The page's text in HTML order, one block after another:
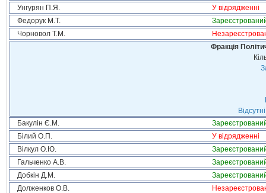
Унгурян П.Я.
У відрядженні
Федорук М.Т.
Чорновол Т.М.
Фракція
Бакулін Є.М.
Білий О.П.
У відрядженні
Вілкул О.Ю.
Гальченко А.В.
Добкін Д.М.
Долженков О.В.